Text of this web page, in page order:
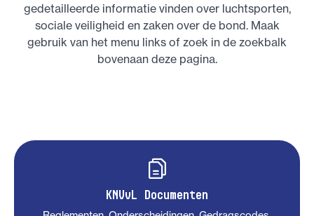
gedetailleerde informatie vinden over luchtsporten,
sociale veiligheid en zaken over de bond. Maak
gebruik van het menu links of zoek in de zoekbalk
bovenaan deze pagina.
KNVvL Documenten